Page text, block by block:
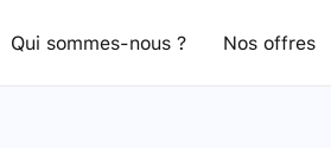
Qui sommes-nous ? Nos offres